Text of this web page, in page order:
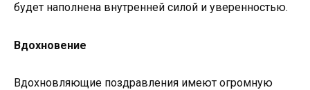
будет наполнена внутренней силой и уверенностью.
Вдохновение
Вдохновляющие поздравления имеют огромную